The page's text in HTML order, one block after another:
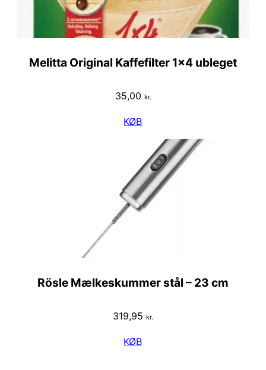
Melitta Original Kaffefilter 1×4 ubleget
35,00 kr.
KØB
Rösle Mælkeskummer stål – 23 cm
319,95 kr.
KØB